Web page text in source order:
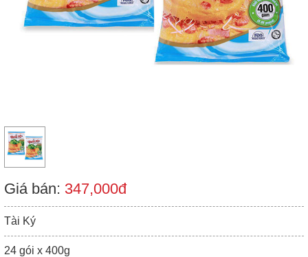
Giá bán: 347,000đ
Tài Ký
24 gói x 400g